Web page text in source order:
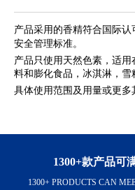
产品采用的香精符合国际认
安全管理标准。
产品只使用天然色素，适
料和膨化食品，冰淇淋，雪
具体使用范围及用量或更多
1300+款产品可
1300+ PRODUCTS CAN